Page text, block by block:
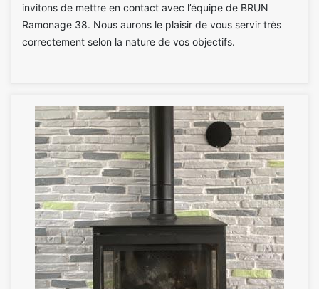
invitons de mettre en contact avec l’équipe de BRUN
Ramonage 38. Nous aurons le plaisir de vous servir très
correctement selon la nature de vos objectifs.